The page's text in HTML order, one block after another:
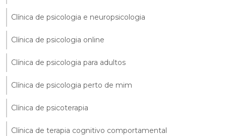
Clínica de psicologia e neuropsicologia
Clínica de psicologia online
Clínica de psicologia para adultos
Clínica de psicologia perto de mim
Clínica de psicoterapia
Clínica de terapia cognitivo comportamental